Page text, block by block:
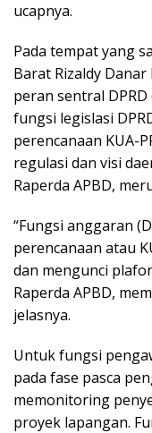
ucapnya.
Pada tempat yang
Barat Rizaldy
peran sentral
fungsi legislasi
perencanaan KUA-
regulasi dan visi
Raperda APBD,
“Fungsi anggaran
perencanaan atau
dan mengunci
Raperda APBD,
jelasnya.
Untuk fungsi
pada fase pasca
memonitoring
proyek lapangan.